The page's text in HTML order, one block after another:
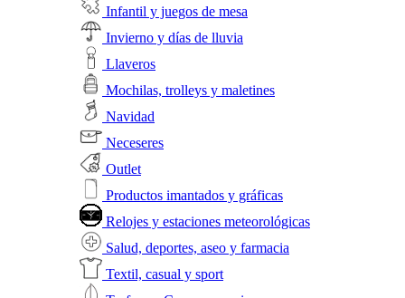
Infantil y juegos de mesa
Invierno y días de lluvia
Llaveros
Mochilas, trolleys y maletines
Navidad
Neceseres
Outlet
Productos imantados y gráficas
Relojes y estaciones meteorológicas
Salud, deportes, aseo y farmacia
Textil, casual y sport